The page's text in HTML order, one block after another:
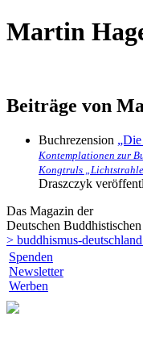
Martin
Beiträge von
Buchrezension
Kontemplationen zur
Kongtruls
Draszczyk
Das Magazin der
Deutschen
> buddhismus-
Spenden
Newsletter
Werben